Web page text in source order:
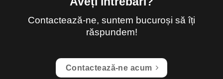
Contactează-ne, suntem bucuroși să îți
răspundem!
Contactează-ne acum